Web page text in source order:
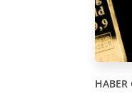
HABER